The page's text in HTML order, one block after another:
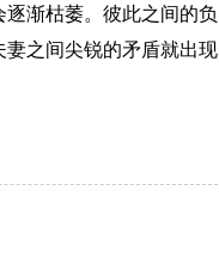
渐枯萎。彼此之间的负
之间尖锐的矛盾就出现